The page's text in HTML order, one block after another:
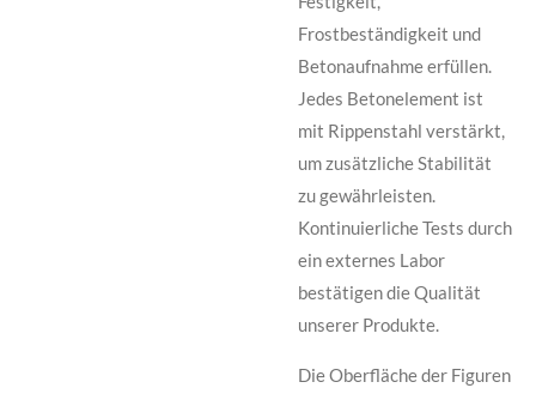
Frostbeständigkeit und
Betonaufnahme erfüllen.
Jedes Betonelement ist
mit Rippenstahl verstärkt,
um zusätzliche Stabilität
zu gewährleisten.
Kontinuierliche Tests durch
ein externes Labor
bestätigen die Qualität
unserer Produkte.
Die Oberfläche der Figuren